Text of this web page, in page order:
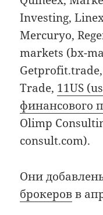
Investing,
Mercuryo,
markets (bx-
Trade, 11US
финансового
Olimp
consult.com).
Они
брокеровв